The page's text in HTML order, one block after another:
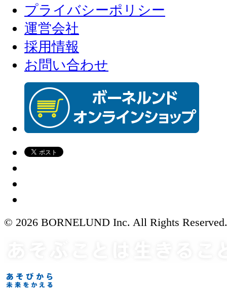
プライバシーポリシー
運営会社
採用情報
お問い合わせ
© 2026 BORNELUND Inc. All Rights Reserved.